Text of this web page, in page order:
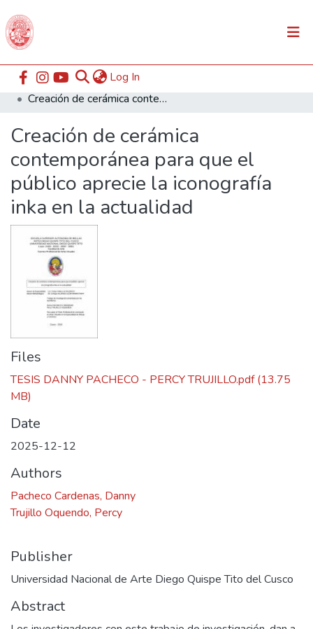
Log In
Communities & Collections
All of DSpace
Statistics
Home ESABAC
Facultad de Educación
Creación de cerámica contemporánea para que el público aprecie la iconografía inka en la actualidad
Creación de cerámica
contemporánea para que el
público aprecie la iconografía
inka en la actualidad
Files
TESIS DANNY PACHECO - PERCY TRUJILLO.pdf(13.75
MB)
Date
2025-12-12
Authors
Pacheco Cardenas, Danny
Trujillo Oquendo, Percy
Publisher
Universidad Nacional de Arte Diego Quispe Tito del Cusco
Abstract